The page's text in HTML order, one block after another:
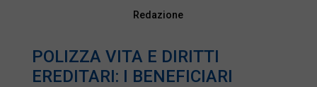
Redazione
POLIZZA VITA E DIRITTI
EREDITARI: I BENEFICIARI